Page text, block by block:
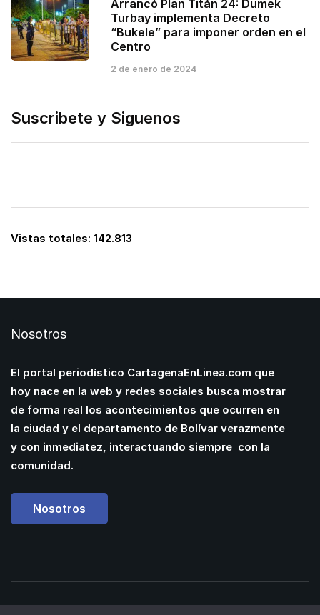
Arrancó Plan Titán 24: Dumek
Turbay implementa Decreto
“Bukele” para imponer orden en el
Centro
2 de enero de 2024
Suscribete y Siguenos
Vistas totales: 142.813
Nosotros
El portal periodístico CartagenaEnLinea.com que
hoy nace en la web y redes sociales busca mostrar
de forma real los acontecimientos que ocurren en
la ciudad y el departamento de Bolívar verazmente
y con inmediatez, interactuando siempre con la
comunidad.
Nosotros